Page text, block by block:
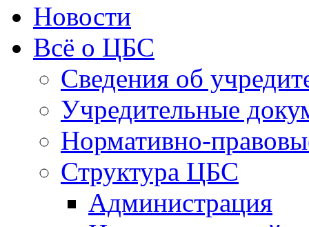
Новости
Всё о ЦБС
Сведения об
Учредительные
Нормативно-
Структура ЦБС
Администрация